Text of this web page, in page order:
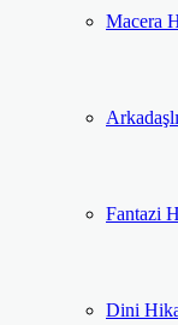
Macera
Fantazi
Dini